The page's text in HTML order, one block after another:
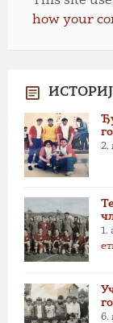
how your
2.
1.
6.